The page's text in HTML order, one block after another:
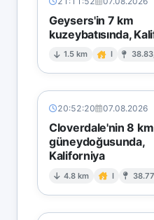
Geysers'in 7 km
kuzeybatısında,
1.5 km I
20:52:20 07.08.2026
Cloverdale'nin 8
güneydoğusunda,
Kaliforniya
4.8 km I